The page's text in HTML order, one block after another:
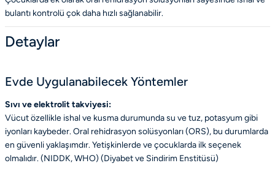
bulantı kontrolü çok daha hızlı sağlanabilir.
Detaylar
Evde Uygulanabilecek Yöntemler
Sıvı ve elektrolit takviyesi:
Vücut özellikle ishal ve kusma durumunda su ve tuz, potasyum gibi
iyonları kaybeder. Oral rehidrasyon solüsyonları (ORS), bu durumlarda
en güvenli yaklaşımdır. Yetişkinlerde ve çocuklarda ilk seçenek
olmalıdır. (NIDDK, WHO) (Diyabet ve Sindirim Enstitüsü)